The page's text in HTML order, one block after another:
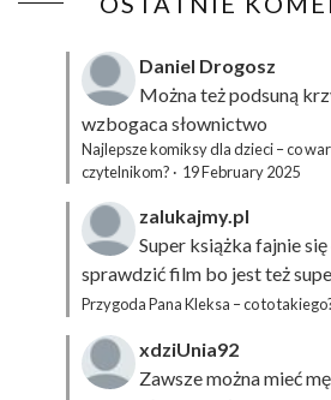
Daniel Drogosz
Można też podsuną
wzbogaca słownictwo
Najlepsze komiksy dla dzieci – co
czytelnikom? · 19 February 2025
zalukajmy.pl
Super książka fajnie
sprawdzić film bo jest też
Przygoda Pana Kleksa – co to
xdziUnia92
Zawsze można mieć